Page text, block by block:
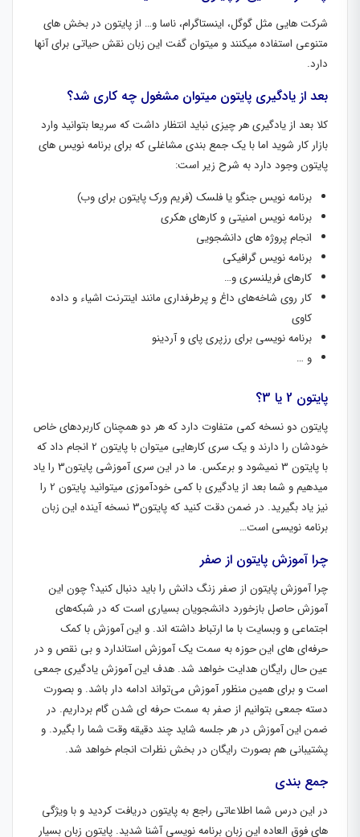
شرکت هایی مثل گوگل، اینستاگرام، ناسا و… از پایتون در بخش های
متنوعی استفاده میکنند و میتوان گفت این زبان نقش حیاتی برای آنها
دارد.
بعد از یادگیری پایتون میتوان مشغول چه کاری شد؟
کلا بعد از یادگیری هر چیزی نباید انتظار داشت که سریعا بتوانید وارد
بازار کار شوید اما با یک جمع بندی مشاغلی که برای برنامه نویس های
پایتون وجود دارد به شرح زیر است:
برنامه نویس جنگو یا فلسک (فریم ورک پایتون برای وب)
برنامه نویس امنیتی و کارهای هکری
انجام پروژه های دانشجویی
برنامه نویس گرافیکی
کارهای فریلنسری و…
کار روی شاخه‌های داغ و پرطرفداری مانند اینترنت اشیاء و داده
کاوی
برنامه نویسی برای رزپری پای و آردینو
و …
پایتون 2 یا 3؟
پایتون دو نسخه کمی متفاوت دارد که هر دو همچنان کاربردهای خاص
خودشان را دارند و یک سری کارهایی میتوان با پایتون 2 انجام داد که
با پایتون 3 نمیشود و برعکس. ما در این سری آموزشی پایتون3 را یاد
میدهیم و شما بعد از یادگیری با کمی خودآموزی میتوانید پایتون 2 را
نیز یاد بگیرید. در ضمن دقت کنید که پایتون3 نسخه آینده این زبان
برنامه نویسی است…
چرا آموزش پایتون از صفر
چرا آموزش پایتون از صفر زنگ دانش را باید دنبال کنید؟ چون این
آموزش حاصل بازخورد دانشجویان بسیاری است که در شبکه‌های
اجتماعی و وبسایت با ما ارتباط داشته اند. و این آموزش با کمک
حرفه‌ای های این حوزه به سمت یک آموزش استاندارد و بی نقص و در
عین حال رایگان هدایت خواهد شد. هدف این آموزش یادگیری جمعی
است و برای همین منظور آموزش می‌تواند ادامه دار باشد. و بصورت
دسته جمعی بتوانیم از صفر به سمت حرفه ای شدن گام برداریم. در
ضمن این آموزش در هر جلسه شاید چند دقیقه وقت شما را بگیرد. و
پشتیبانی هم بصورت رایگان در بخش نظرات انجام خواهد شد.
جمع بندی
در این درس شما اطلاعاتی راجع به پایتون دریافت کردید و با ویژگی
های فوق العاده این زبان برنامه نویسی آشنا شدید. پایتون زبان بسیار